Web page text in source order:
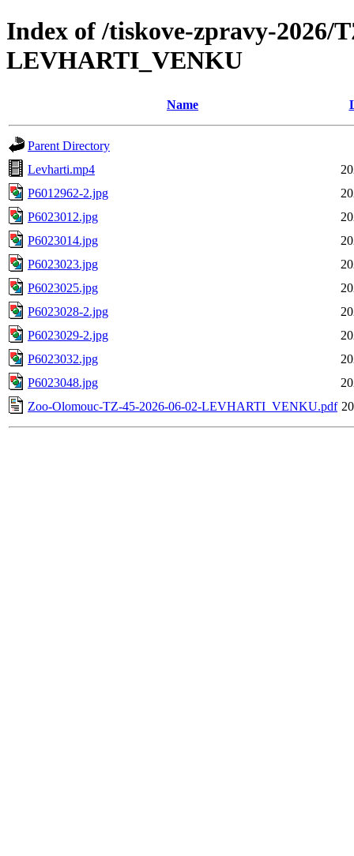
Index of /tiskove-zpravy-2026/
LEVHARTI_VENKU
Name
Parent Directory
Levharti.mp4
P6012962-2.jpg
P6023012.jpg
P6023014.jpg
P6023023.jpg
P6023025.jpg
P6023028-2.jpg
P6023029-2.jpg
P6023032.jpg
P6023048.jpg
Zoo-Olomouc-TZ-45-2026-06-02-LEVHARTI_VENKU.pdf